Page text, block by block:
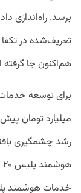
برسد. راه‌اندازی
تعریف‌شده در
هم‌اکنون جا
میلیارد تومان
خدمات هوشمند